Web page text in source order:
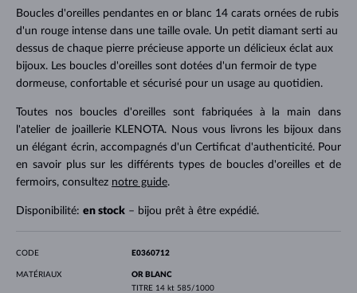
Boucles d'oreilles pendantes en or blanc 14 carats ornées de rubis
d'un rouge intense dans une taille ovale. Un petit diamant serti au
dessus de chaque pierre précieuse apporte un délicieux éclat aux
bijoux. Les boucles d'oreilles sont dotées d'un fermoir de type
dormeuse, confortable et sécurisé pour un usage au quotidien.
Toutes nos boucles d'oreilles sont fabriquées à la main dans
l'atelier de joaillerie KLENOTA. Nous vous livrons les bijoux dans
un élégant écrin, accompagnés d'un Certificat d'authenticité. Pour
en savoir plus sur les différents types de boucles d'oreilles et de
fermoirs, consultez notre guide.
Disponibilité: en stock– bijou prêt à être expédié.
CODE E0360712
MATÉRIAUX
OR BLANC
TITRE 14 kt 585/1000